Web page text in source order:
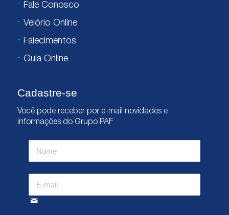
Fale Conosco
Velório Online
Falecimentos
Guia Online
Cadastre-se
Você pode receber por e-mail novidades e
informações do Grupo PAF